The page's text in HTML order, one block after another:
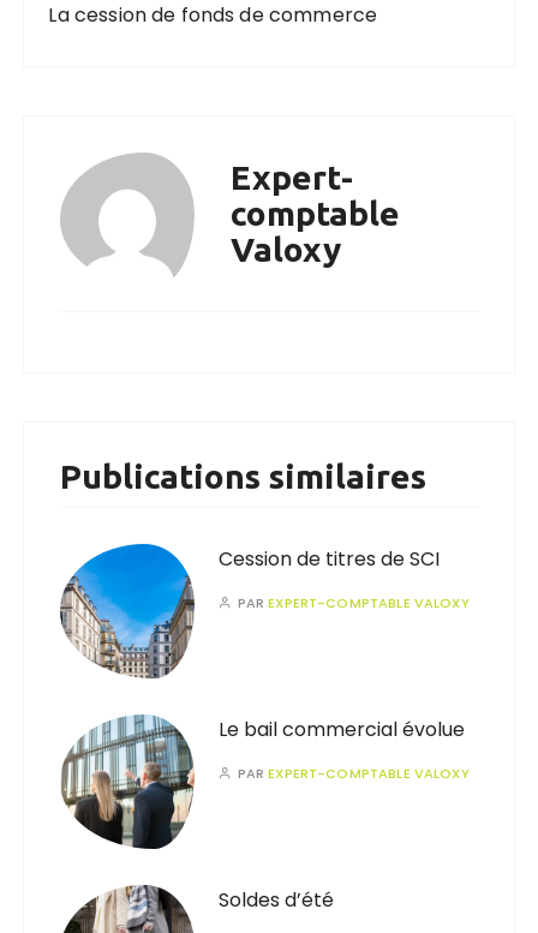
La cession de fonds de commerce
Expert-
comptable
Valoxy
Publications similaires
Cession de titres de SCI
PAREXPERT-COMPTABLE VALOXY
Le bail commercial évolue
PAREXPERT-COMPTABLE VALOXY
Soldes d’été